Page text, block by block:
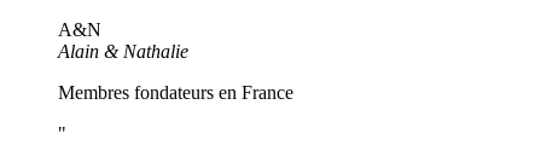
A&N
Alain & Nathalie
Membres fondateurs en France
"